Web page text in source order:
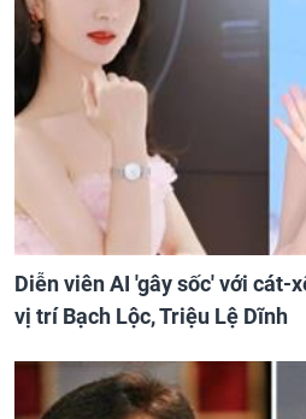
Diễn viên AI 'gây sốc' với cát-
vị trí Bạch Lộc, Triệu Lệ Dĩnh